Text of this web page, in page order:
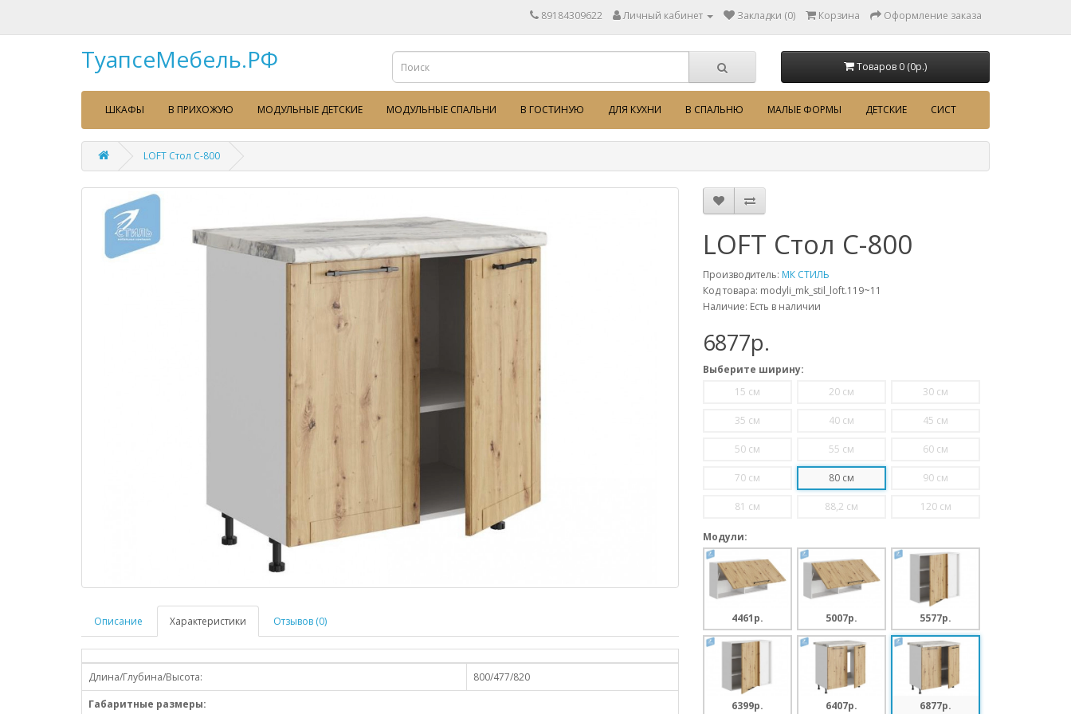
89184309622 Личный кабинет Закладки (0) Корзина Оформление заказа
ТуапсеМебель.РФ Товаров 0 (0p.)
ШКАФЫ В ПРИХОЖУЮ МОДУЛЬНЫЕ ДЕТСКИЕ МОДУЛЬНЫЕ СПАЛЬНИ В ГОСТИНУЮ ДЛЯ КУХНИ В СПАЛЬНЮ МАЛЫЕ ФОРМЫ ДЕТСКИЕ СИСТ
LOFT Стол С-800
Описание Характеристики Отзывов (0)
Длина/Глубина/Высота:
800/477/820
Габаритные размеры:
LOFT Стол С-800
Производитель: МК СТИЛЬ
Код товара: modyli_mk_stil_loft.119~11
Наличие: Есть в наличии
6877p.
Выберите ширину:
15 см
20 см 30 см
35 см 40 см 45 см
50 см 55 см 60 см
70 см 80 см 90 см
81 см 88,2 см 120 см
Модули:
4461p. 5007p. 5577p.
6399p. 6407p. 6877p.